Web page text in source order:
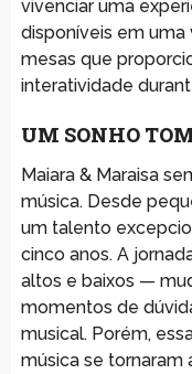
vivenciar uma
disponíveis em
mesas que
interatividade
UM SONHO
Maiara & Maraisa
música. Desde
um talento
cinco anos. A
altos e baixos —
momentos de
musical. Porém,
música se tornaram